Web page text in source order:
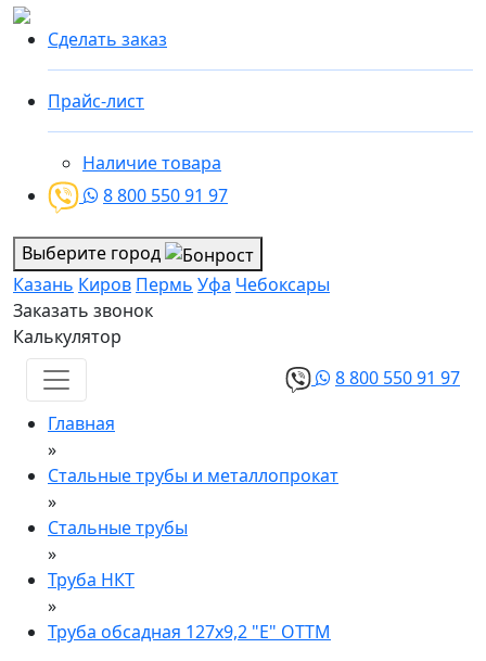
Сделать заказ
Прайс-лист
Наличие товара
8 800 550 91 97
Выберите город
Казань Киров Пермь Уфа Чебоксары
Заказать звонок
Калькулятор
8 800 550 91 97
Главная
»
Стальные трубы и металлопрокат
»
Стальные трубы
»
Труба НКТ
»
Труба обсадная 127х9,2 "Е" ОТТМ